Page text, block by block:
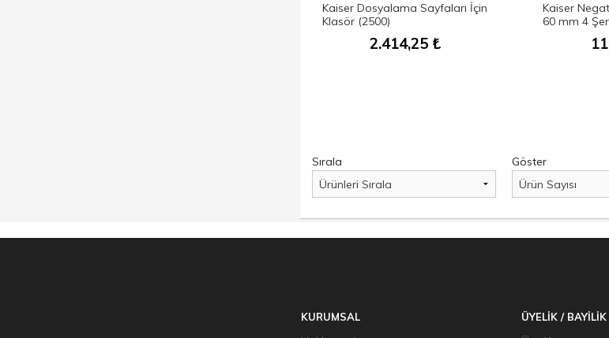
Kaiser Dosyalama Sayfaları İçin
Klasör (2500)
2.414,25 ₺
Kaiser
60 mm 4
Sırala
Göster
KURUMSAL ÜYELİK / BAYİLİK